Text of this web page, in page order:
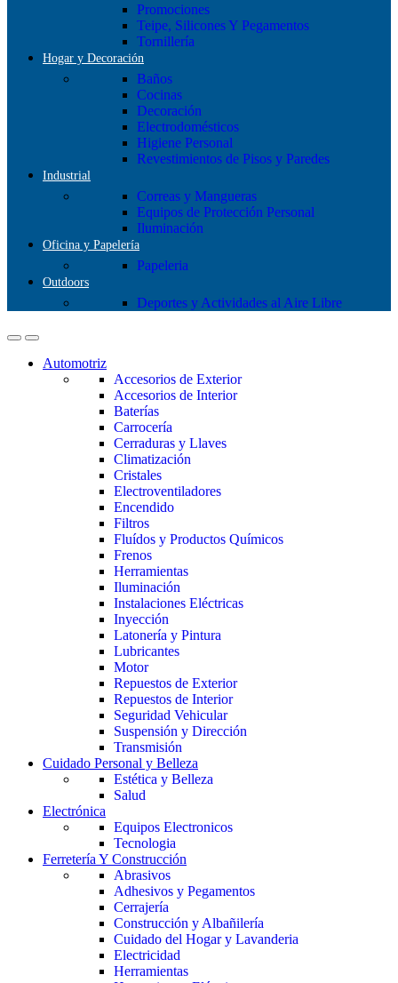
Promociones
Teipe, Silicones Y Pegamentos
Tornillería
Hogar y Decoración
Baños
Cocinas
Decoración
Electrodomésticos
Higiene Personal
Revestimientos de Pisos y Paredes
Industrial
Correas y Mangueras
Equipos de Protección Personal
Iluminación
Oficina y Papelería
Papeleria
Outdoors
Deportes y Actividades al Aire Libre
Automotriz
Accesorios de Exterior
Accesorios de Interior
Baterías
Carrocería
Cerraduras y Llaves
Climatización
Cristales
Electroventiladores
Encendido
Filtros
Fluídos y Productos Químicos
Frenos
Herramientas
Iluminación
Instalaciones Eléctricas
Inyección
Latonería y Pintura
Lubricantes
Motor
Repuestos de Exterior
Repuestos de Interior
Seguridad Vehicular
Suspensión y Dirección
Transmisión
Cuidado Personal y Belleza
Estética y Belleza
Salud
Electrónica
Equipos Electronicos
Tecnologia
Ferretería Y Construcción
Abrasivos
Adhesivos y Pegamentos
Cerrajería
Construcción y Albañilería
Cuidado del Hogar y Lavanderia
Electricidad
Herramientas